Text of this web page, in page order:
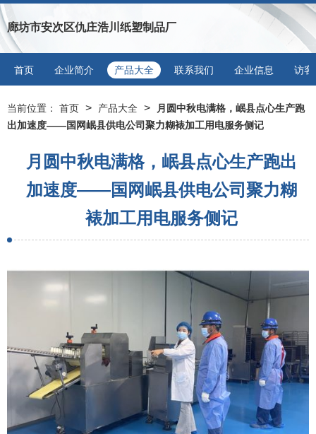
廊坊市安次区仇庄浩川纸塑制品厂
首页 企业简介 产品大全 联系我们 企业信息 访客
当前位置： 首页 > 产品大全 >
月圆中秋电满格，岷县点心生产跑
出加速度——国网岷县供电公司聚力糊裱加工用电服务侧记
月圆中秋电满格，岷县点心生产跑出
加速度——国网岷县供电公司聚力糊
裱加工用电服务侧记